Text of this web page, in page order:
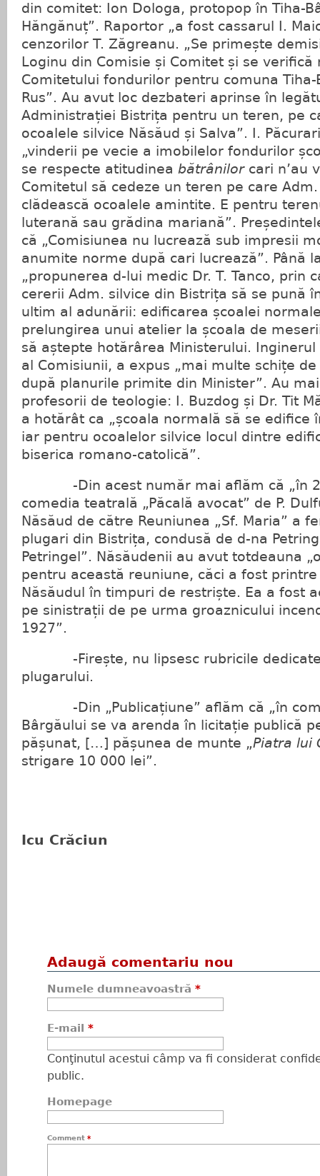
din comitet: Ion Dologa, protopop în Tiha-
Hăngănuț”. Raportor „a fost cassarul I.
cenzorilor T. Zăgreanu. „Se primește
Loginu din Comisie și Comitet și se
Comitetului fondurilor pentru comuna
Rus”. Au avut loc dezbateri aprinse în
Administrației Bistrița pentru un teren, pe
ocoalele silvice Năsăud și Salva”. I.
„vinderii pe vecie a imobilelor fondurilor
se respecte atitudinea bătrânilorcari n’au
Comitetul să cedeze un teren pe care
clădească ocoalele amintite. E pentru
luterană sau grădina mariană”.
că „Comisiunea nu lucrează sub impresii
anumite norme după cari lucrează”. Până
„propunerea d-lui medic Dr. T. Tanco, prin
cererii Adm. silvice din Bistrița să se pună
ultim al adunării: edificarea școalei
prelungirea unui atelier la școala de
să aștepte hotărârea Ministerului.
al Comisiunii, a expus „mai multe schițe
după planurile primite din Minister”. Au
profesorii de teologie: I. Buzdog și Dr. Tit
a hotărât ca „școala normală să se edifice
iar pentru ocoalelor silvice locul dintre
biserica romano-catolică”.
-Din acest număr mai aflăm că „în
comedia teatrală „Păcală avocat” de P.
Năsăud de către Reuniunea „Sf. Maria” a
plugari din Bistrița, condusă de d-na
Petringel”. Năsăudenii au avut totdeauna
pentru această reuniune, căci a fost
Năsăudul în timpuri de restriște. Ea a fost
pe sinistrații de pe urma groaznicului
1927”.
-Firește, nu lipsesc rubricile dedicate
plugarului.
-Din „Publicațiune” aflăm că „în
Bârgăului se va arenda în licitație publică
pășunat, […] pășunea de munte „Piatra lui
strigare 10 000 lei”.
Icu Crăciun
Adaugă comentariu nou
Numele dumneavoastră *
E-mail *
Conţinutul acestui câmp va fi considerat
public.
Homepage
Comment *